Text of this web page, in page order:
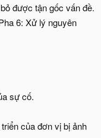
được tận gốc vấn đề.
6: Xử lý nguyên
sự cố.
của đơn vị bị ảnh